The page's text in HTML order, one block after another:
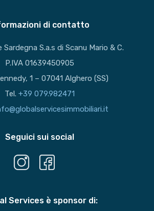
di contatto
Sardegna S.a.s di Scanu Mario & C.
P.IVA 01639450905
1 – 07041 Alghero (SS)
Tel. +39 079.982471
Seguici sui social
Services è sponsor di: